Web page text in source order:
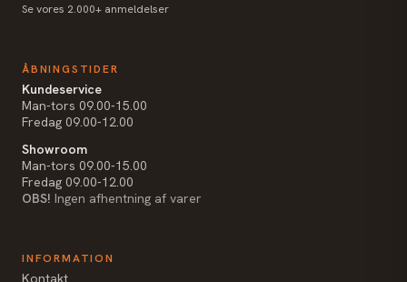
Se vores 2.000+ anmeldelser
ÅBNINGSTIDER
Kundeservice
Man-tors 09.00-15.00
Fredag 09.00-12.00
Showroom
Man-tors 09.00-15.00
Fredag 09.00-12.00
OBS! Ingen afhentning af varer
INFORMATION
Kontakt